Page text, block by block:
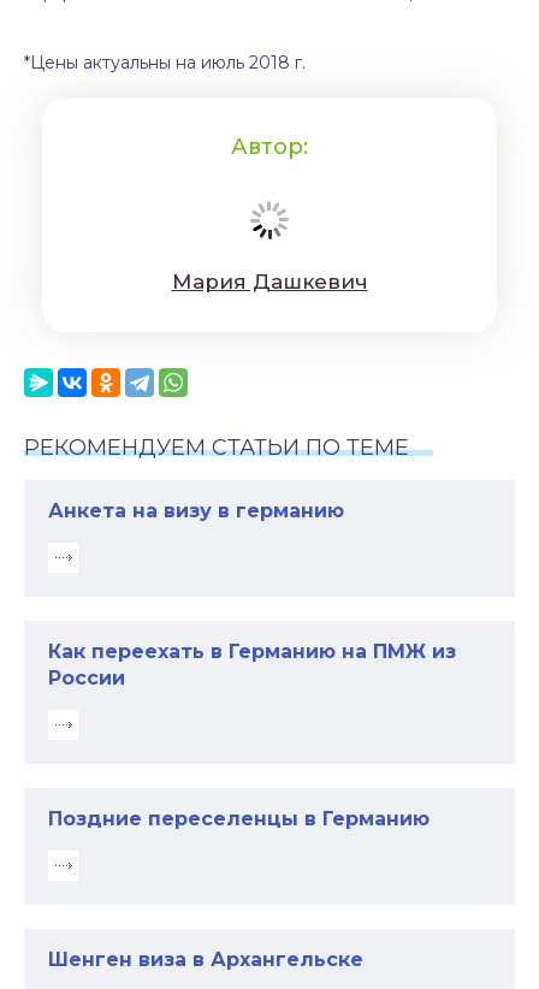
*Цены актуальны на июль 2018 г.
Автор:
Мaрия Дaшкeвич
РЕКОМЕНДУЕМ СТАТЬИ ПО ТЕМЕ
Анкета на визу в германию
Как переехать в Германию на ПМЖ из
России
Поздние переселенцы в Германию
Шенген виза в Архангельске